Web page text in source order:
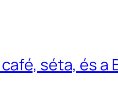
séta, és a